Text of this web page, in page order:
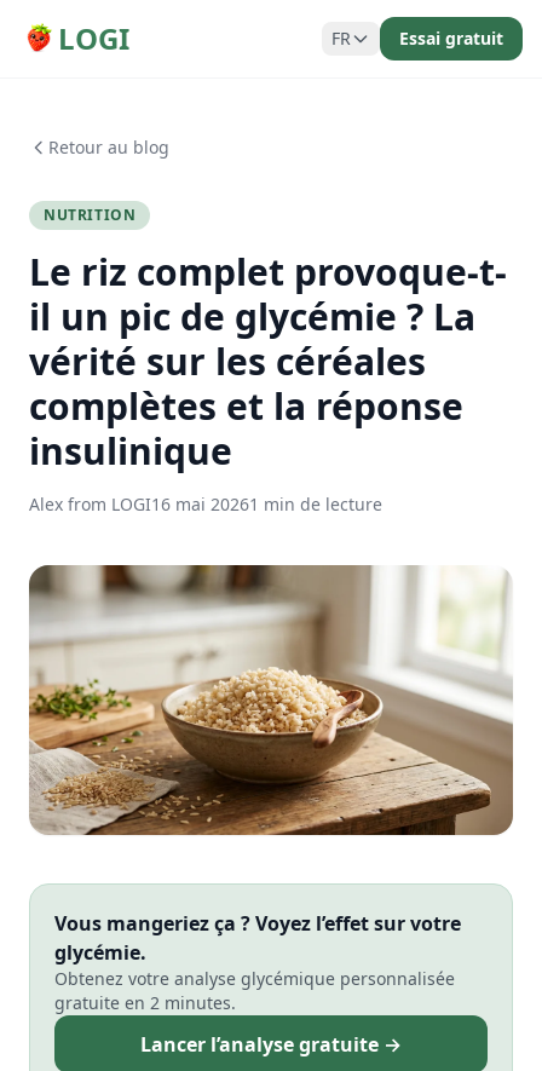
LOGI FR Essai gratuit
Retour au blog
NUTRITION
Le riz complet provoque-t-
il un pic de glycémie ? La
vérité sur les céréales
complètes et la réponse
insulinique
Alex from LOGI16 mai 20261 min de lecture
Vous mangeriez ça ? Voyez l’effet sur votre
glycémie.
Obtenez votre analyse glycémique personnalisée
gratuite en 2 minutes.
Lancer l’analyse gratuite →